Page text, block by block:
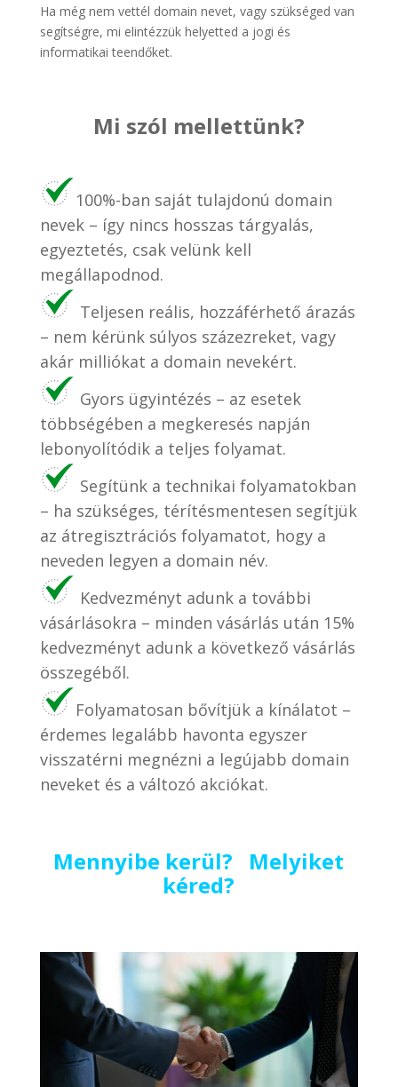
Ha még nem vettél domain nevet, vagy szükséged van
segítségre, mi elintézzük helyetted a jogi és
informatikai teendőket.
Mi szól mellettünk?
100%-ban saját tulajdonú domain
nevek – így nincs hosszas tárgyalás,
egyeztetés, csak velünk kell
megállapodnod.
Teljesen reális, hozzáférhető árazás
– nem kérünk súlyos százezreket, vagy
akár milliókat a domain nevekért.
Gyors ügyintézés – az esetek
többségében a megkeresés napján
lebonyolítódik a teljes folyamat.
Segítünk a technikai folyamatokban
– ha szükséges, térítésmentesen segítjük
az átregisztrációs folyamatot, hogy a
neveden legyen a domain név.
Kedvezményt adunk a további
vásárlásokra – minden vásárlás után 15%
kedvezményt adunk a következő vásárlás
összegéből.
Folyamatosan bővítjük a kínálatot –
érdemes legalább havonta egyszer
visszatérni megnézni a legújabb domain
neveket és a változó akciókat.
Mennyibe kerül? Melyiket
kéred?